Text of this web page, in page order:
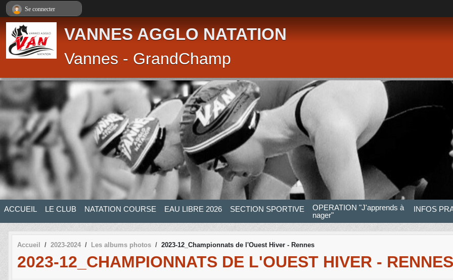
VANNES AGGLO NATATION
Vannes - GrandChamp
ACCUEIL LE CLUB NATATION COURSE EAU LIBRE 2026 SECTION SPORTIVE
OPERATION "J'apprends à
nager"
INFOS
Accueil 2023-2024 Les albums photos 2023-12_Championnats de l'Ouest Hiver - Rennes
2023-12_CHAMPIONNATS DE L'OUEST HIVER - RENNES
Se connecter
Panneau de gestion des cookies